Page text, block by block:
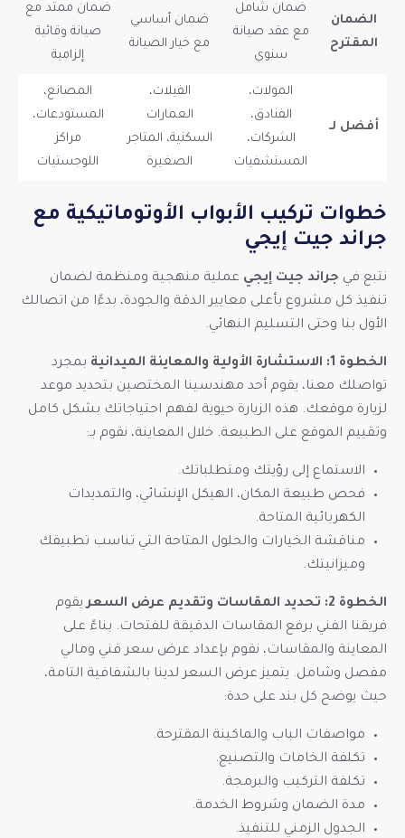
الضمان
المقترح
ضمان شامل
مع عقد صيانة
سنوي
ضمان أساسي
مع خيار الصيانة
ضمان ممتد مع
صيانة وقائية
إلزامية
أفضل لـ
المولات،
الفنادق،
الشركات،
المستشفيات
الفيلات،
العمارات
السكنية، المتاجر
الصغيرة
المصانع،
المستودعات،
مراكز
اللوجستيات
خطوات تركيب الأبواب الأوتوماتيكية مع
جراند جيت إيجي
نتبع في جراند جيت إيجي عملية منهجية ومنظمة لضمان
تنفيذ كل مشروع بأعلى معايير الدقة والجودة، بدءًا من اتصالك
الأول بنا وحتى التسليم النهائي.
الخطوة 1: الاستشارة الأولية والمعاينة الميدانية
بمجرد
تواصلك معنا، يقوم أحد مهندسينا المختصين بتحديد موعد
لزيارة موقعك. هذه الزيارة حيوية لفهم احتياجاتك بشكل كامل
وتقييم الموقع على الطبيعة. خلال المعاينة، نقوم بـ:
الاستماع إلى رؤيتك ومتطلباتك.
فحص طبيعة المكان، الهيكل الإنشائي، والتمديدات
الكهربائية المتاحة.
مناقشة الخيارات والحلول المتاحة التي تناسب تطبيقك
وميزانيتك.
الخطوة 2: تحديد المقاسات وتقديم عرض السعر
يقوم
فريقنا الفني برفع المقاسات الدقيقة للفتحات. بناءً على
المعاينة والمقاسات، نقوم بإعداد عرض سعر فني ومالي
مفصل وشامل. يتميز عرض السعر لدينا بالشفافية التامة،
حيث يوضح كل بند على حدة:
مواصفات الباب والماكينة المقترحة.
تكلفة الخامات والتصنيع.
تكلفة التركيب والبرمجة.
مدة الضمان وشروط الخدمة.
الجدول الزمني للتنفيذ.